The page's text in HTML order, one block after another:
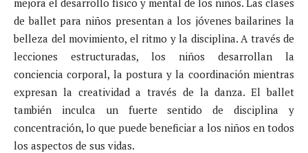
de ballet para niños presentan a los jóvenes bailarines la
belleza del movimiento, el ritmo y la disciplina. A través de
lecciones estructuradas, los niños desarrollan la
conciencia corporal, la postura y la coordinación mientras
expresan la creatividad a través de la danza. El ballet
también inculca un fuerte sentido de disciplina y
concentración, lo que puede beneficiar a los niños en todos
los aspectos de sus vidas.